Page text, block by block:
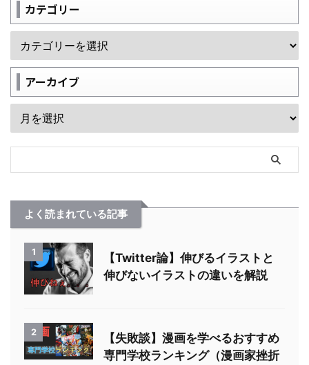
カテゴリー
アーカイブ
よく読まれている記事
1
【Twitter論】伸びるイラストと
伸びないイラストの違いを解説
2
【失敗談】漫画を学べるおすすめ
専門学校ランキング（漫画家挫折